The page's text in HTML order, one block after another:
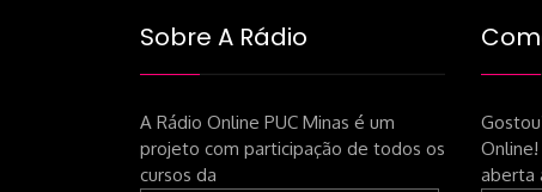
Sobre A Rádio
A Rádio Online PUC Minas é um
projeto com participação de todos os
cursos da
aberta